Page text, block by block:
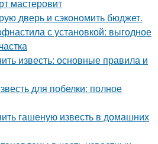
мастеровит
дверь и сэкономить бюджет.
с установкой: выгодное
известь: основные правила и
для побелки: полное
гашеную известь в домашних